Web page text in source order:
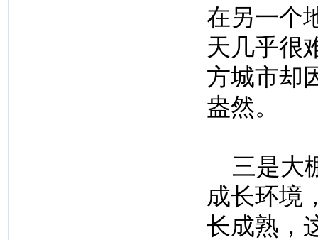
在另一个
天几乎很
方城市却
盎然。
三是大
成长环境
长成熟，